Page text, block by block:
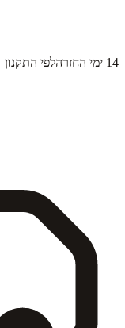
14 ימי החזרה לפי התקנון